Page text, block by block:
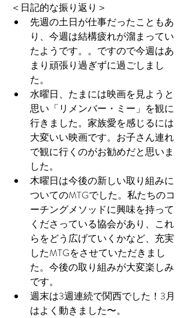
＜日記的な振り返り＞
先週の土日が仕事だったこともあ
り、今週は結構疲れが溜まってい
たようです。。ですので今週はあ
まり頑張り過ぎずに過ごしまし
た。
水曜日、たまには映画を見ようと
思い「リメンバー・ミー」を観に
行きました。家族愛を感じるには
大変いい映画です。お子さん連れ
で観に行くのがお勧めだと思いま
した。
木曜日は今後の新しい取り組みに
ついてのMTGでした。私たちのコ
ーチングメソッドに興味を持って
くださっている協会があり、これ
らをどう広げていくかなど、充実
したMTGをさせていただきまし
た。今後の取り組みが大変楽しみ
です。
週末は3週連続で関西でした！3月
はよく動きました〜。